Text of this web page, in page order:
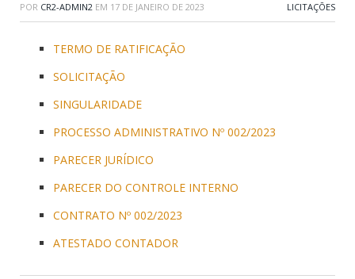
POR CR2-ADMIN2 EM 17 DE JANEIRO DE 2023 LICITAÇÕES
TERMO DE RATIFICAÇÃO
SOLICITAÇÃO
SINGULARIDADE
PROCESSO ADMINISTRATIVO Nº 002/2023
PARECER JURÍDICO
PARECER DO CONTROLE INTERNO
CONTRATO Nº 002/2023
ATESTADO CONTADOR